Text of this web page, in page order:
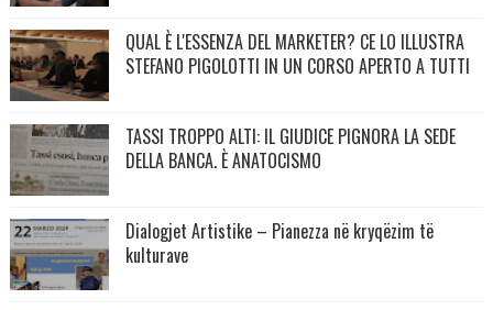
QUAL È L'ESSENZA DEL MARKETER? CE LO ILLUSTRA
STEFANO PIGOLOTTI IN UN CORSO APERTO A TUTTI
TASSI TROPPO ALTI: IL GIUDICE PIGNORA LA SEDE
DELLA BANCA. È ANATOCISMO
Dialogjet Artistike – Pianezza në kryqëzim të
kulturave